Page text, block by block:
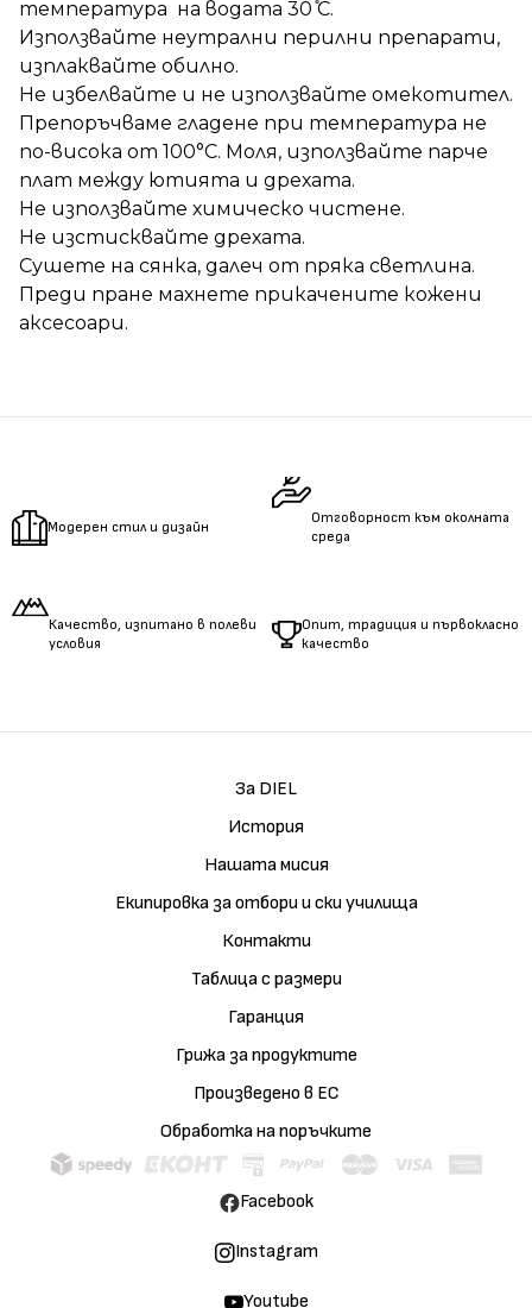
температура на водата 30 ̊С.
Използвайте неутрални перилни препарати,
изплаквайте обилно.
Не избелвайте и не използвайте омекотител.
Препоръчваме гладене при температура не
по-висока от 100°C. Моля, използвайте парче
плат между ютията и дрехата.
Не използвайте химическо чистене.
Не изстисквайте дрехата.
Сушете на сянка, далеч от пряка светлина.
Преди пране махнете прикачените кожени
аксесоари.
Модерен стил и дизайн
Отговорност към околната
среда
Качество, изпитано в полеви
условия
Опит, традиция и първокласно
качество
За DIEL
История
Нашата мисия
Екипировка за отбори и ски училища
Контакти
Таблица с размери
Гаранция
Грижа за продуктите
Произведено в ЕС
Обработка на поръчките
Facebook
Instagram
Youtube